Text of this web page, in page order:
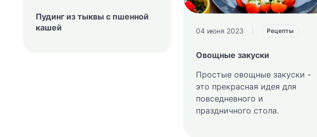
Пудинг из тыквы с пшенной
кашей
04 июня 2023 Рецепты
Овощные закуски
Простые овощные закуски -
это прекрасная идея для
повседневного и
праздничного стола.